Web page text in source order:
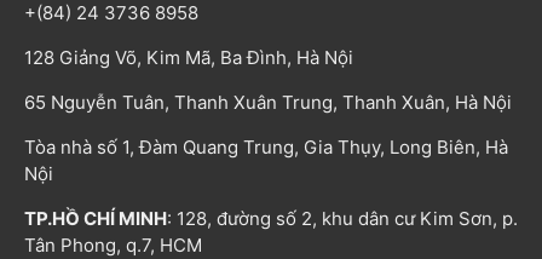
+(84) 24 3736 8958
128 Giảng Võ, Kim Mã, Ba Đình, Hà Nội
65 Nguyễn Tuân, Thanh Xuân Trung, Thanh Xuân, Hà Nội
Tòa nhà số 1, Đàm Quang Trung, Gia Thụy, Long Biên, Hà
Nội
TP.HỒ CHÍ MINH: 128, đường số 2, khu dân cư Kim Sơn, p.
Tân Phong, q.7, HCM